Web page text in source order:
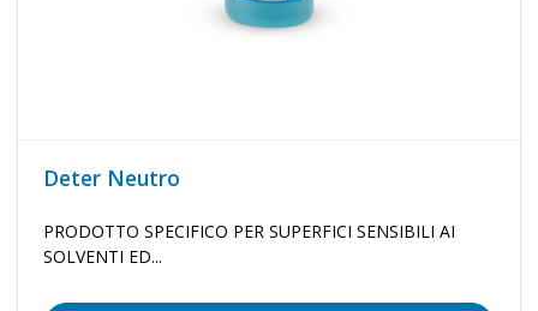
Deter Neutro
PRODOTTO SPECIFICO PER SUPERFICI SENSIBILI AI
SOLVENTI ED...